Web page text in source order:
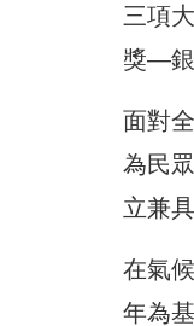
三項
獎—銀
面對
為民
立兼
在氣
年為